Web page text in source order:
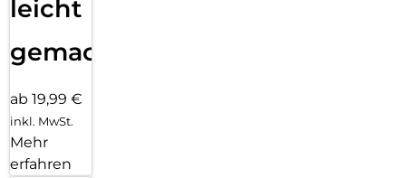
leicht
gemacht!
ab 19,99 €
inkl. MwSt.
Mehr
erfahren